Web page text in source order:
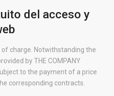
del acceso y
charge. Notwithstanding the
by THE COMPANY
to the payment of a price
corresponding contracts.